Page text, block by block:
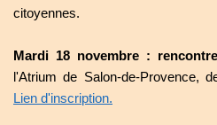
citoyennes.
Mardi 18 novembre :
l'Atrium de Salon-de-Provence,
Lien d'inscription.